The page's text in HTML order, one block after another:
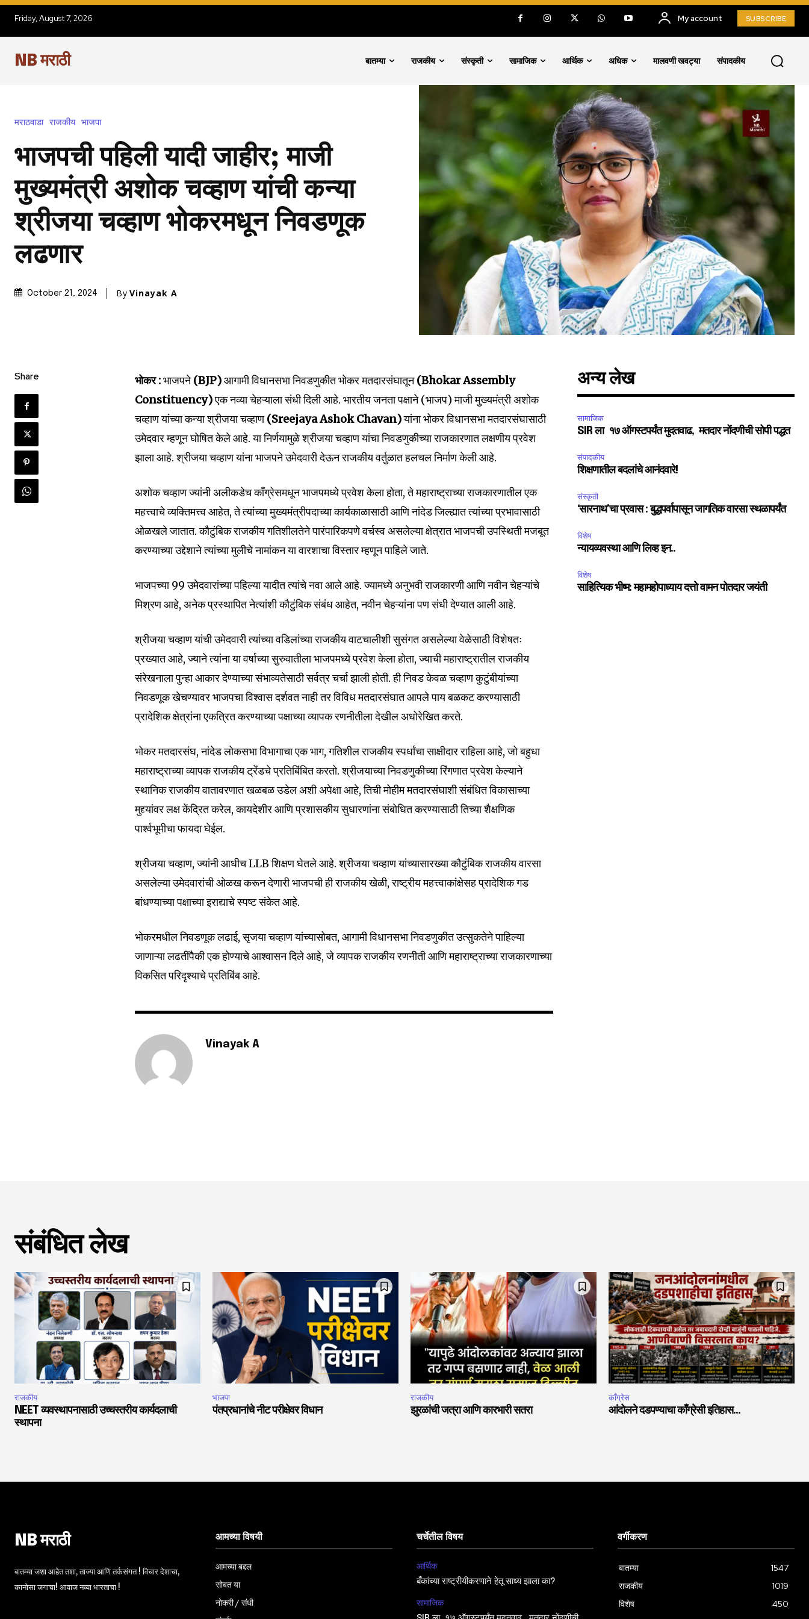
Join our community of
of the conversation.
won't spam your inbox. Your information is safe with us.
I've read and accept the
6,300
Friday, August 7, 2026 My account SUBSCRIBE
NB मराठी बातम्या राजकीय संस्कृती सामाजिक आर्थिक अधिक मालवणी खवट्या संपादकीय
मराठवाडा राजकीय भाजपा
भाजपची पहिली यादी जाहीर; माजी
मुख्यमंत्री अशोक चव्हाण यांची कन्या
श्रीजया चव्हाण भोकरमधून निवडणूक
लढणार
October 21, 2024 By Vinayak A
Share भोकर :भाजपने(BJP)आगामी विधानसभा निवडणुकीत भोकर मतदारसंघातून(Bhokar Assembly
Constituency)एक नव्या चेहऱ्याला संधी दिली आहे. भारतीय जनता पक्षाने (भाजप) माजी मुख्यमंत्री अशोक
चव्हाण यांच्या कन्या श्रीजया चव्हाण(Sreejaya Ashok Chavan)यांना भोकर विधानसभा मतदारसंघासाठी
उमेदवार म्हणून घोषित केले आहे. या निर्णयामुळे श्रीजया चव्हाण यांचा निवडणुकीच्या राजकारणात लक्षणीय प्रवेश
झाला आहे. श्रीजया चव्हाण यांना भाजपने उमेदवारी देऊन राजकीय वर्तुळात हलचल निर्माण केली आहे.
अशोक चव्हाण ज्यांनी अलीकडेच काँग्रेसमधून भाजपमध्ये प्रवेश केला होता, ते महाराष्ट्राच्या राजकारणातील एक
महत्त्वाचे व्यक्तिमत्त्व आहेत, ते त्यांच्या मुख्यमंत्रीपदाच्या कार्यकाळासाठी आणि नांदेड जिल्ह्यात त्यांच्या प्रभावासाठी
ओळखले जातात. कौटुंबिक राजकीय गतिशीलतेने पारंपारिकपणे वर्चस्व असलेल्या क्षेत्रात भाजपची उपस्थिती मजबूत
करण्याच्या उद्देशाने त्यांच्या मुलीचे नामांकन या वारशाचा विस्तार म्हणून पाहिले जाते.
भाजपच्या 99 उमेदवारांच्या पहिल्या यादीत त्यांचे नवा आले आहे. ज्यामध्ये अनुभवी राजकारणी आणि नवीन चेहऱ्यांचे
मिश्रण आहे, अनेक प्रस्थापित नेत्यांशी कौटुंबिक संबंध आहेत, नवीन चेहऱ्यांना पण संधी देण्यात आली आहे.
श्रीजया चव्हाण यांची उमेदवारी त्यांच्या वडिलांच्या राजकीय वाटचालीशी सुसंगत असलेल्या वेळेसाठी विशेषतः
प्रख्यात आहे, ज्याने त्यांना या वर्षाच्या सुरुवातीला भाजपमध्ये प्रवेश केला होता, ज्याची महाराष्ट्रातील राजकीय
संरेखनाला पुन्हा आकार देण्याच्या संभाव्यतेसाठी सर्वत्र चर्चा झाली होती. ही निवड केवळ चव्हाण कुटुंबीयांच्या
निवडणूक खेचण्यावर भाजपचा विश्वास दर्शवत नाही तर विविध मतदारसंघात आपले पाय बळकट करण्यासाठी
प्रादेशिक क्षेत्रांना एकत्रित करण्याच्या पक्षाच्या व्यापक रणनीतीला देखील अधोरेखित करते.
भोकर मतदारसंघ, नांदेड लोकसभा विभागाचा एक भाग, गतिशील राजकीय स्पर्धांचा साक्षीदार राहिला आहे, जो बहुधा
महाराष्ट्राच्या व्यापक राजकीय ट्रेंडचे प्रतिबिंबित करतो. श्रीजयाच्या निवडणुकीच्या रिंगणात प्रवेश केल्याने
स्थानिक राजकीय वातावरणात खळबळ उडेल अशी अपेक्षा आहे, तिची मोहीम मतदारसंघाशी संबंधित विकासाच्या
मुद्द्यांवर लक्ष केंद्रित करेल, कायदेशीर आणि प्रशासकीय सुधारणांना संबोधित करण्यासाठी तिच्या शैक्षणिक
पार्श्वभूमीचा फायदा घेईल.
श्रीजया चव्हाण, ज्यांनी आधीच LLB शिक्षण घेतले आहे. श्रीजया चव्हाण यांच्यासारख्या कौटुंबिक राजकीय वारसा
असलेल्या उमेदवारांची ओळख करून देणारी भाजपची ही राजकीय खेळी, राष्ट्रीय महत्त्वाकांक्षेसह प्रादेशिक गड
बांधण्याच्या पक्षाच्या इराद्याचे स्पष्ट संकेत आहे.
भोकरमधील निवडणूक लढाई, सृजया चव्हाण यांच्यासोबत, आगामी विधानसभा निवडणुकीत उत्सुकतेने पाहिल्या
जाणाऱ्या लढतींपैकी एक होण्याचे आश्वासन दिले आहे, जे व्यापक राजकीय रणनीती आणि महाराष्ट्राच्या राजकारणाच्या
विकसित परिदृश्याचे प्रतिबिंब आहे.
Vinayak A
अन्य लेख
सामाजिक
SIR ला १७ ऑगस्टपर्यंत मुदतवाढ, मतदार नोंदणीची सोपी पद्धत
संपादकीय
शिक्षणातील बदलांचे आनंदवारे!
संस्कृती
‘सारनाथ’चा प्रवास : बुद्धपर्वापासून जागतिक वारसा स्थळापर्यंत
विशेष
न्यायव्यवस्था आणि लिव्ह इन..
विशेष
साहित्यिक भीष्म: महामहोपाध्याय दत्तो वामन पोतदार जयंती
संबंधित लेख
राजकीय
NEET व्यवस्थापनासाठी उच्चस्तरीय कार्यदलाची
स्थापना
भाजपा
पंतप्रधानांचे नीट परीक्षेवर विधान
राजकीय
झुरळांची जत्रा आणि कारभारी सतरा
काँग्रेस
आंदोलने दडपण्याचा काँग्रेसी इतिहास…
NB मराठी
बातम्या जशा आहेत तशा, ताज्या आणि तर्कसंगत ! विचार देशाचा,
कानोसा जगाचा! आवाज नव्या भारताचा !
आमच्या विषयी
आमच्या बद्दल
सोबत या
नोकरी / संधी
चर्चेतील विषय
आर्थिक
बँकांच्या राष्ट्रीयीकरणाने हेतू साध्य झाला का?
सामाजिक
वर्गीकरण
बातम्या
1547
राजकीय
1019
विशेष
450